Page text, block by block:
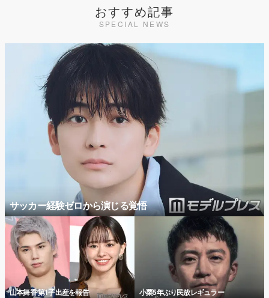
おすすめ記事
SPECIAL NEWS
サッカー経験ゼロから演じる覚悟
山本舞香 第1子出産を報告 小栗5年ぶり民放レギュラー